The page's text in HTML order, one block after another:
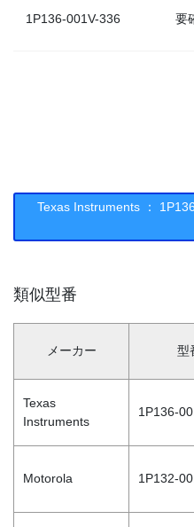
1P136-001V-336 要
Texas Instruments ：
類似型番
メーカー 型
Texas
Instruments
1P136-
Motorola 1P132-